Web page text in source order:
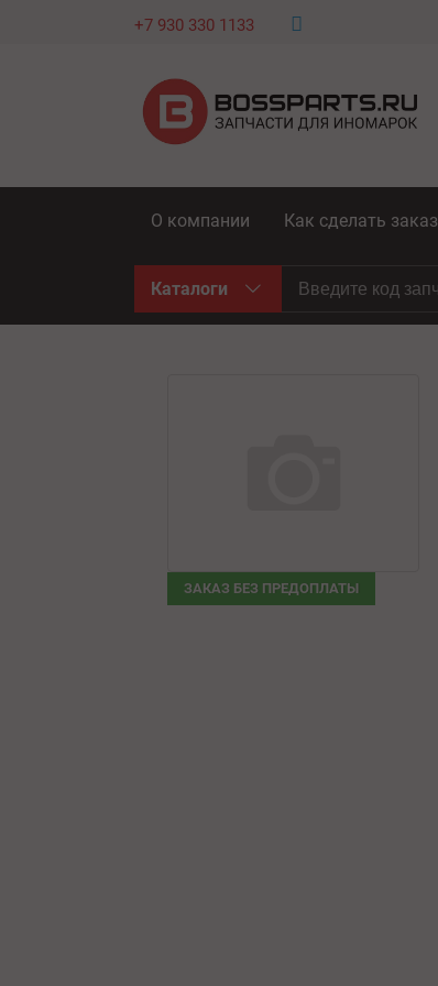
+7 930 330 1133
О компании Как сделать заказ
Каталоги
ЗАКАЗ БЕЗ ПРЕДОПЛАТЫ